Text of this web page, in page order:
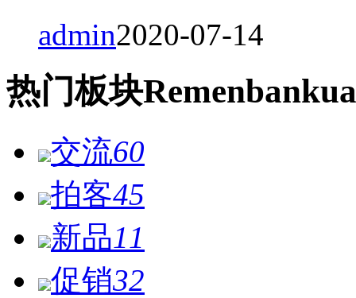
admin2020-07-14
热门板块Remen
交流60
拍客45
新品11
促销32